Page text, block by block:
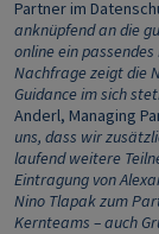
Partner im
anknüpfend an die
online ein
Nachfrage zeigt die
Guidance im sich
Anderl, Managing
uns, dass wir
laufend weitere
Eintragung von
Nino Tlapak zum
Kernteams – auch